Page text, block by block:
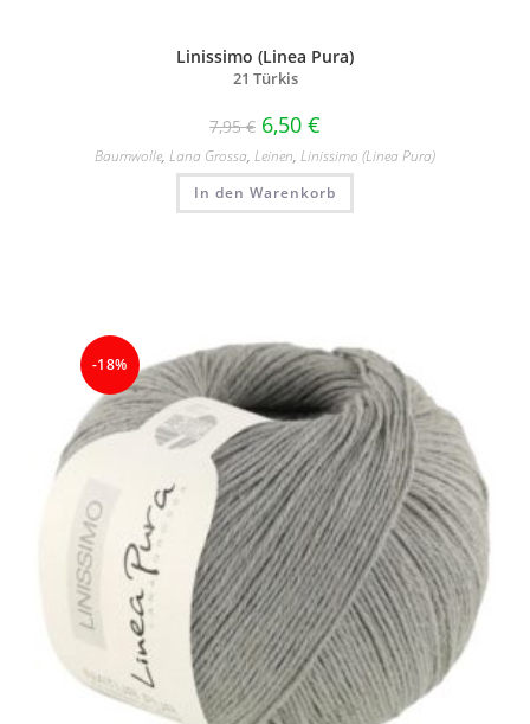
Linissimo (Linea Pura)
21 Türkis
7,95€ 6,50 €
Baumwolle, Lana Grossa, Leinen, Linissimo (Linea Pura)
In den Warenkorb
-18%